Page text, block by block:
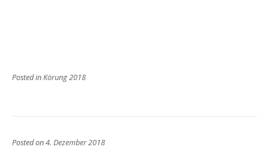
Posted inKörung 2018
Posted on4. Dezember 2018